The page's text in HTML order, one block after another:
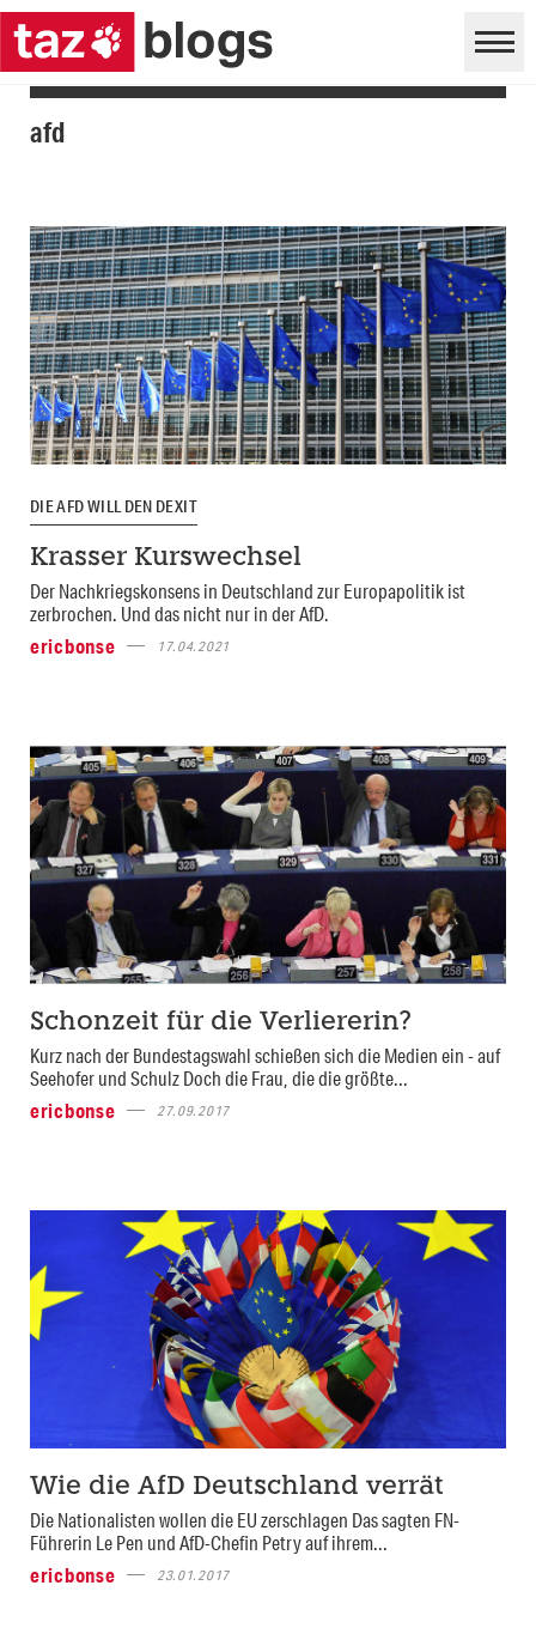
afd
DIE AFD WILL DEN DEXIT
Krasser Kurswechsel
Der Nachkriegskonsens in Deutschland zur Europapolitik ist
zerbrochen. Und das nicht nur in der AfD.
ericbonse
17.04.2021
Schonzeit für die Verliererin?
Kurz nach der Bundestagswahl schießen sich die Medien ein - auf
Seehofer und Schulz Doch die Frau, die die größte...
ericbonse
27.09.2017
Wie die AfD Deutschland verrät
Die Nationalisten wollen die EU zerschlagen Das sagten FN-
Führerin Le Pen und AfD-Chefin Petry auf ihrem...
ericbonse
23.01.2017